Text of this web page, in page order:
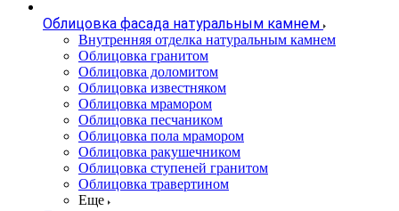
Облицовка фасада натуральным камнем
Внутренняя отделка натуральным камнем
Облицовка гранитом
Облицовка доломитом
Облицовка известняком
Облицовка мрамором
Облицовка песчаником
Облицовка пола мрамором
Облицовка ракушечником
Облицовка ступеней гранитом
Облицовка травертином
Еще